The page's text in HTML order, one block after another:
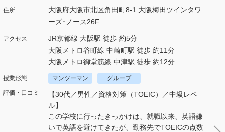
大阪府大阪市北区角田町8-1 大阪梅田ツインタワ
ーズ･ノース26F
JR京都線 大阪駅 徒歩 約5分
大阪メトロ谷町線 中崎町駅 徒歩 約11分
大阪メトロ御堂筋線 中津駅 徒歩 約12分
マンツーマン グループ
【30代／男性／資格対策（TOEIC）／中級レベ
ル】
この学校に行ったきっかけは、就職以来、英語嫌
いで英語を避けてきたが、勤務先でTOEICの点数